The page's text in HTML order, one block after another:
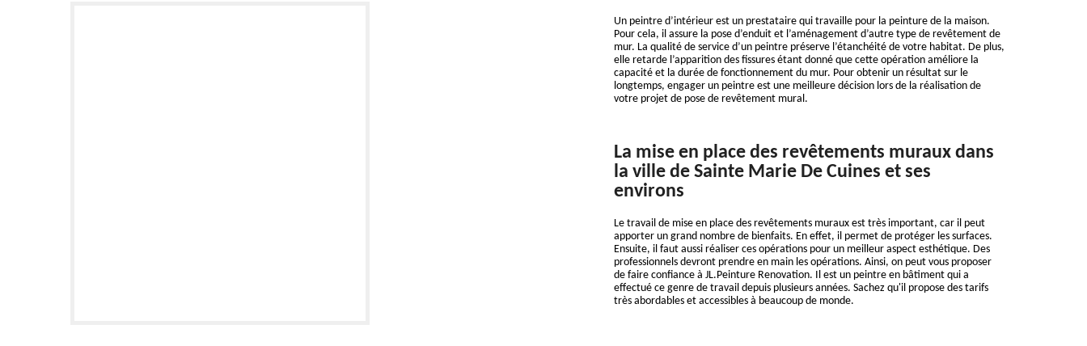
Un peintre d’intérieur est un prestataire qui travaille pour la peinture de la maison.
Pour cela, il assure la pose d’enduit et l’aménagement d’autre type de revêtement de
mur. La qualité de service d’un peintre préserve l’étanchéité de votre habitat. De plus,
elle retarde l’apparition des fissures étant donné que cette opération améliore la
capacité et la durée de fonctionnement du mur. Pour obtenir un résultat sur le
longtemps, engager un peintre est une meilleure décision lors de la réalisation de
votre projet de pose de revêtement mural.
La mise en place des revêtements muraux dans
la ville de Sainte Marie De Cuines et ses
environs
Le travail de mise en place des revêtements muraux est très important, car il peut
apporter un grand nombre de bienfaits. En effet, il permet de protéger les surfaces.
Ensuite, il faut aussi réaliser ces opérations pour un meilleur aspect esthétique. Des
professionnels devront prendre en main les opérations. Ainsi, on peut vous proposer
de faire confiance à JL.Peinture Renovation. Il est un peintre en bâtiment qui a
effectué ce genre de travail depuis plusieurs années. Sachez qu'il propose des tarifs
très abordables et accessibles à beaucoup de monde.